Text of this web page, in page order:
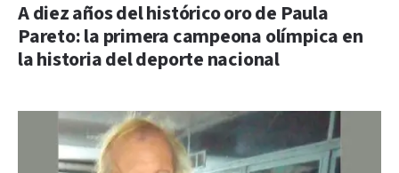
A diez años del histórico oro de Paula
Pareto: la primera campeona olímpica en
la historia del deporte nacional